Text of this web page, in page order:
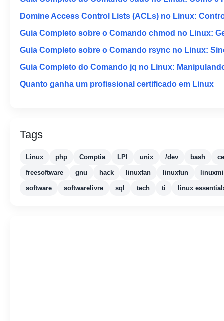
Domine Access Control Lists (ACLs) no Linux:
Guia Completo sobre o Comando chmod no Linux:
Guia Completo sobre o Comando rsync no Linux:
Guia Completo do Comando jq no Linux:
Quanto ganha um profissional certificado em Linux
Tags
Linux php Comptia LPI unix /dev bash
freesoftware gnu hack linuxfan linuxfun
software softwarelivre sql tech ti linux